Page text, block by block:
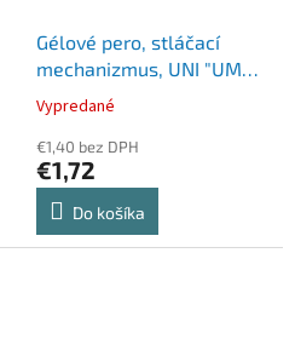
Gélové pero, stláčací
mechanizmus, UNI "UMN-
307", modré
Vypredané
€1,40 bez DPH
€1,72
Do košíka